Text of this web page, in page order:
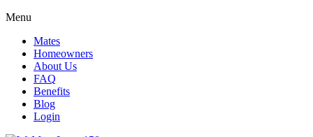
Menu
Mates
Homeowners
About Us
FAQ
Benefits
Blog
Login